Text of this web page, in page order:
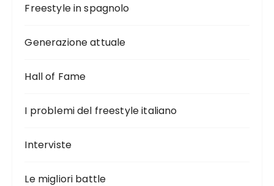
Freestyle in spagnolo
Generazione attuale
Hall of Fame
I problemi del freestyle italiano
Interviste
Le migliori battle